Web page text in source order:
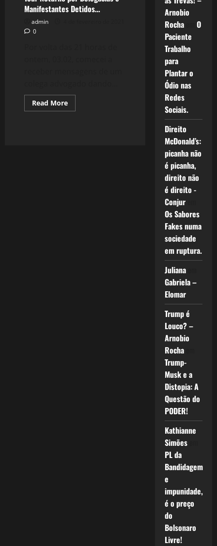
Manifestantes Detidos…
admin
0
Read MoreRead
more
Arnobio
Rochaem O
Paciente
Trabalho
para
Plantar o
Ódio nas
Redes
Sociais.
Direito
McDonald’s:
picanha não
é picanha,
direito não
é direito -
Conjurem
Os Sabores
Fakes numa
sociedade
em ruptura.
Julianaem
Gabriela –
Elomar
Trump é
Louco? –
Arnobio
Rochaem
Trump-
Musk e a
Distopia: A
Questão do
PODER!
Kathianne
Simõesem
PL da
Bandidagem
e
impunidade,
é o preço
do
Bolsonaro
Livre!